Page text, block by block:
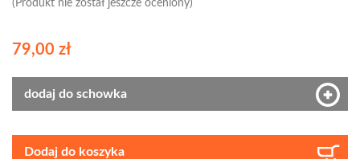
(Produkt nie został jeszcze oceniony)
79,00 zł
dodaj do schowka
Dodaj do koszyka